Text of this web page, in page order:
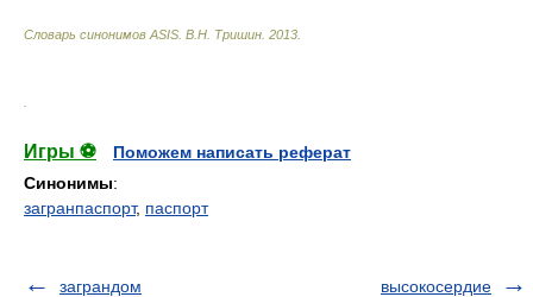
Словарь синонимов ASIS. В.Н. Тришин 2013
Игры ⚽
Поможем написать реферат
Синонимы:
загранпаспорт, паспорт
заграндом высокосердие